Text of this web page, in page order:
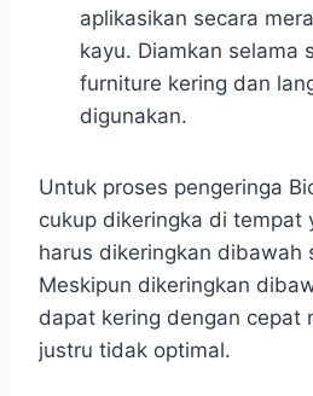
aplikasikan secara
kayu. Diamkan selama
furniture kering dan
digunakan.
Untuk proses pengeringa
cukup dikeringka di tempat
harus dikeringkan dibawah
Meskipun dikeringkan
dapat kering dengan cepat
justru tidak optimal.